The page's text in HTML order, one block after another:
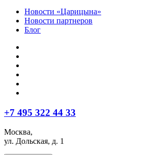
Новости «Царицына»
Новости партнеров
Блог
+7 495 322 44 33
Москва,
ул. Дольская, д. 1